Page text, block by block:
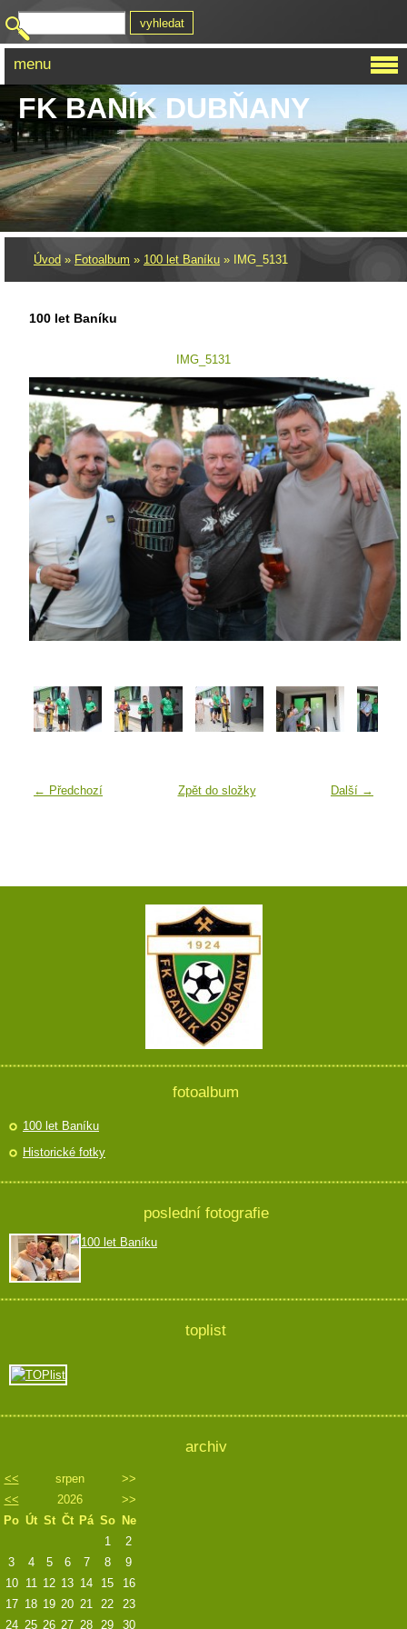
FK BANÍK DUBŇANY
Úvod » Fotoalbum » 100 let Baníku » IMG_5131
100 let Baníku
IMG_5131
← Předchozí Další →
Zpět do složky
menu
fotoalbum
100 let Baníku
Historické fotky
poslední fotografie
100 let Baníku
toplist
archiv
<< srpen
>>
<<
2026
>>
Po Út St Čt Pá So Ne
1
2
3
4 5 6 7 8
9
10
11 12 13 14 15
16
17 18 19 20 21 22
23
24 25 26 27 28 29 30